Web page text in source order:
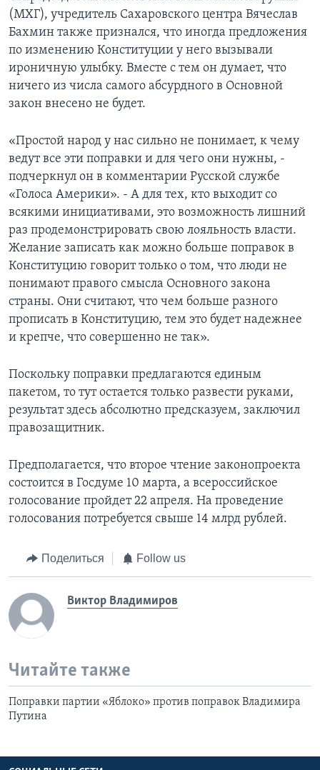
(МХГ), учредитель Сахаровского центра Вячеслав
Бахмин также признался, что иногда предложения
по изменению Конституции у него вызывали
ироничную улыбку. Вместе с тем он думает, что
ничего из числа самого абсурдного в Основной
закон внесено не будет.
«Простой народ у нас сильно не понимает, к чему
ведут все эти поправки и для чего они нужны, -
подчеркнул он в комментарии Русской службе
«Голоса Америки». - А для тех, кто выходит со
всякими инициативами, это возможность лишний
раз продемонстрировать свою лояльность власти.
Желание записать как можно больше поправок в
Конституцию говорит только о том, что люди не
понимают правого смысла Основного закона
страны. Они считают, что чем больше разного
прописать в Конституцию, тем это будет надежнее
и крепче, что совершенно не так».
Поскольку поправки предлагаются единым
пакетом, то тут остается только развести руками,
результат здесь абсолютно предсказуем, заключил
правозащитник.
Предполагается, что второе чтение законопроекта
состоится в Госдуме 10 марта, а всероссийское
голосование пройдет 22 апреля. На проведение
голосования потребуется свыше 14 млрд рублей.
Поделиться Follow us
Виктор Владимиров
Читайте также
Поправки партии «Яблоко» против поправок Владимира
Путина